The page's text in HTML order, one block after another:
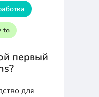
to
первый
для